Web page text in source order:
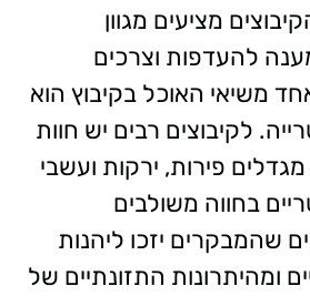
מציעים מגוון
להעדפות וצרכים
משיאי האוכל בקיבוץ הוא
לקיבוצים רבים יש חוות
פירות, ירקות ועשבי
בחווה משולבים
שהמבקרים יזכו ליהנות
ומהיתרונות התזונתיים של